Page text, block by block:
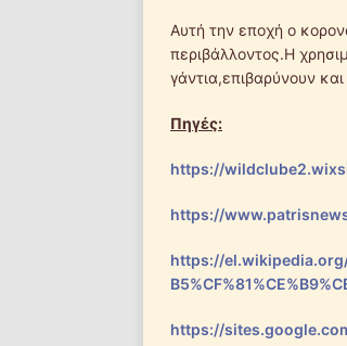
Αυτή την εποχή ο
περιβάλλοντος.Η
γάντια,επιβαρύνουν
Πηγές:
https://
https://
https://el.wikipedia.org/
https://